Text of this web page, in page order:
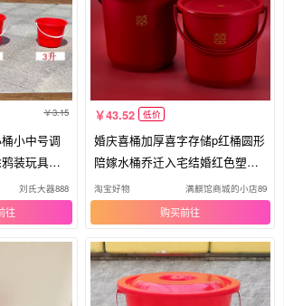
3.15
小中号调
装玩具水
刘氏大器888
43.52 低价
婚庆喜桶加厚喜字存储p红桶圆形
陪嫁水桶乔迁入宅结婚红色塑料
大
淘宝好物 满麒馆商城的小店89
购买